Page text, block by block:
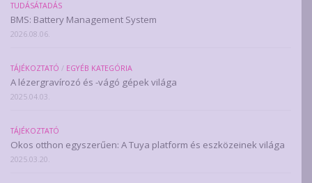
TUDÁSÁTADÁS
BMS: Battery Management System
2026.08.06.
TÁJÉKOZTATÓ / EGYÉB KATEGÓRIA
A lézergravírozó és -vágó gépek világa
2025.04.03.
TÁJÉKOZTATÓ
Okos otthon egyszerűen: A Tuya platform és eszközeinek világa
2025.03.20.